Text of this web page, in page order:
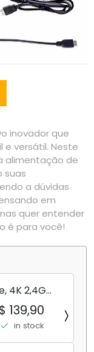
inovador que
e versátil. Neste
alimentação de
suas
a dúvidas
em
quer entender
é para você!
4K 2,4G
Classic
da família
139,90
in stock